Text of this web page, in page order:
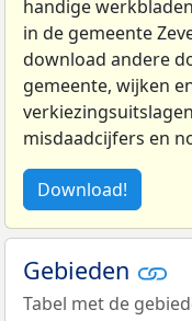
handige
in de gemeente
download andere
gemeente, wijken
misdaadcijfers en
Download!
Gebieden
Tabel met de